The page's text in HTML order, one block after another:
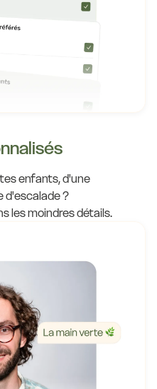
enfants, d'une
d'escalade ?
les moindres détails.